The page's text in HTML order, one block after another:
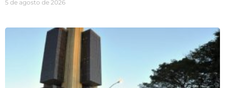
5 de agosto de 2026